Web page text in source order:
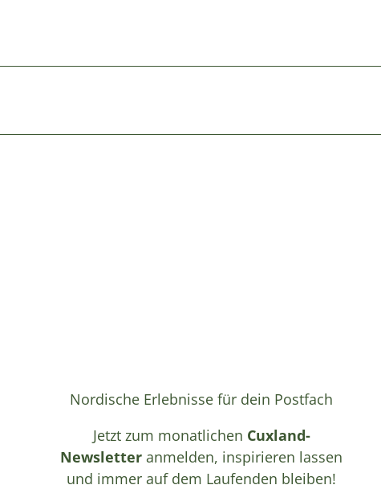
Nordische Erlebnisse für dein Postfach
Jetzt zum monatlichen Cuxland-
Newsletter anmelden, inspirieren lassen
und immer auf dem Laufenden bleiben!